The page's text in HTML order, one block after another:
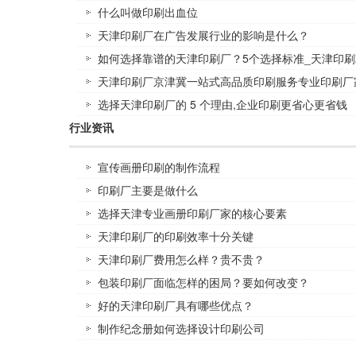
什么叫做印刷出血位
天津印刷厂在广告发展行业的影响是什么？
如何选择靠谱的天津印刷厂？5个选择标准_天津印
天津印刷厂京津冀一站式高品质印刷服务专业印刷
选择天津印刷厂的 5 个理由,企业印刷更省心更省钱
行业资讯
宣传画册印刷的制作流程
印刷厂主要是做什么
选择天津专业画册印刷厂家的核心要素
天津印刷厂的印刷效率十分关键
天津印刷厂费用怎么样？贵不贵？
包装印刷厂面临怎样的困局？要如何改变？
好的天津印刷厂具有哪些优点？
制作纪念册如何选择设计印刷公司